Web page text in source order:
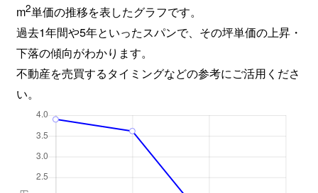
m2単価の推移を表したグラフです。
過去1年間や5年といったスパンで、その坪単価の上昇・
下落の傾向がわかります。
不動産を売買するタイミングなどの参考にご活用くださ
い。